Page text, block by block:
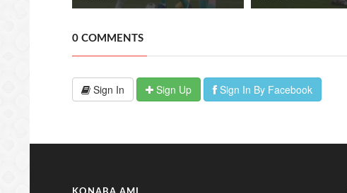
0 COMMENTS
Sign In Sign Up Sign In By Facebook